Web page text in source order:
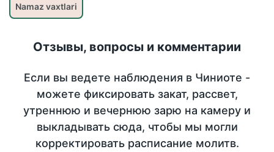
Namaz vaxtlari
Отзывы, вопросы и комментарии
Если вы ведете наблюдения в Чиниоте -
можете фиксировать закат, рассвет,
утреннюю и вечернюю зарю на камеру и
выкладывать сюда, чтобы мы могли
корректировать расписание молитв.